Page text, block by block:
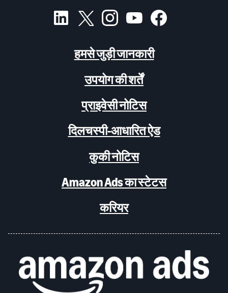
हमसे जुड़ी जानकारी
उपयोग की शर्तें
प्राइवेसी नोटिस
दिलचस्पी-आधारित ऐड
कुकी नोटिस
Amazon Ads का स्टेटस
करियर